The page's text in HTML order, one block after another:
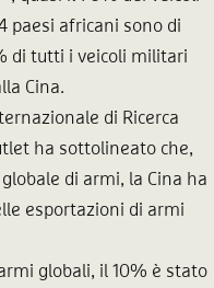
paesi africani sono di
di tutti i veicoli militari
Cina.
di Ricerca
ha sottolineato che,
di armi, la Cina ha
esportazioni di armi
globali, il 10% è stato